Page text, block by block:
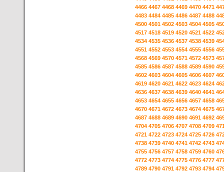
4466 4467 4468 4469 4470 4471
4483 4484 4485 4486 4487 4488
4500 4501 4502 4503 4504 4505
4517 4518 4519 4520 4521 4522
4534 4535 4536 4537 4538 4539
4551 4552 4553 4554 4555 4556
4568 4569 4570 4571 4572 4573
4585 4586 4587 4588 4589 4590
4602 4603 4604 4605 4606 4607
4619 4620 4621 4622 4623 4624
4636 4637 4638 4639 4640 4641
4653 4654 4655 4656 4657 4658
4670 4671 4672 4673 4674 4675
4687 4688 4689 4690 4691 4692
4704 4705 4706 4707 4708 4709
4721 4722 4723 4724 4725 4726
4738 4739 4740 4741 4742 4743
4755 4756 4757 4758 4759 4760
4772 4773 4774 4775 4776 4777
4789 4790 4791 4792 4793 4794